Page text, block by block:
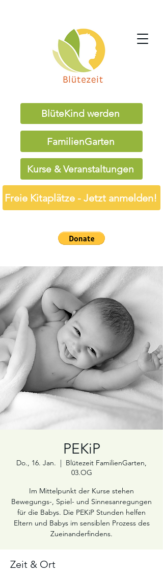
BlüteKind werden
FamilienGarten
Kurse & Veranstaltungen
Freie Kitaplätze - Jetzt anmelden!
PEKiP
Do., 16. Jan.
  |
Blütezeit FamilienGarten,
03.OG
Im Mittelpunkt der Kurse stehen
Bewegungs-, Spiel- und Sinnesanregungen
für die Babys. Die PEKiP Stunden helfen
Eltern und Babys im sensiblen Prozess des
Zueinanderfindens.
Zeit & Ort